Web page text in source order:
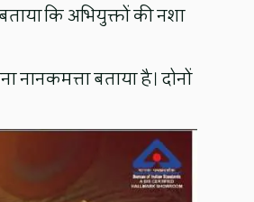
कि अभियुक्तों की नशा
बताया है। दोनों